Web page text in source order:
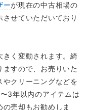
ーが現在の中古相場の
せていただいており
きく変動されます。綺
すので、お売りいた
クリーニングなどを
3年以内のアイテムは
売却もお勧めしま